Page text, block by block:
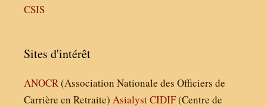
CSIS
Sites d'intérêt
ANOCR (Association Nationale des Officiers de
Carrière en Retraite) AsialystCIDIF(Centre de